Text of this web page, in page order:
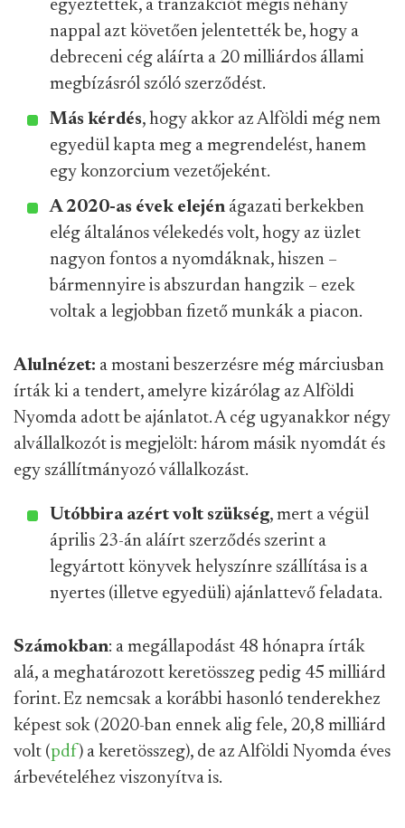
egyeztettek, a tranzakciót mégis néhány
nappal azt követően jelentették be, hogy a
debreceni cég aláírta a 20 milliárdos állami
megbízásról szóló szerződést.
Más kérdés, hogy akkor az Alföldi még nem
egyedül kapta meg a megrendelést, hanem
egy konzorcium vezetőjeként.
A 2020-as évek elején ágazati berkekben
elég általános vélekedés volt, hogy az üzlet
nagyon fontos a nyomdáknak, hiszen –
bármennyire is abszurdan hangzik – ezek
voltak a legjobban fizető munkák a piacon.
Alulnézet: a mostani beszerzésre még márciusban
írták ki a tendert, amelyre kizárólag az Alföldi
Nyomda adott be ajánlatot. A cég ugyanakkor négy
alvállalkozót is megjelölt: három másik nyomdát és
egy szállítmányozó vállalkozást.
Utóbbira azért volt szükség, mert a végül
április 23-án aláírt szerződés szerint a
legyártott könyvek helyszínre szállítása is a
nyertes (illetve egyedüli) ajánlattevő feladata.
Számokban: a megállapodást 48 hónapra írták
alá, a meghatározott keretösszeg pedig 45 milliárd
forint. Ez nemcsak a korábbi hasonló tenderekhez
képest sok (2020-ban ennek alig fele, 20,8 milliárd
volt (pdf) a keretösszeg), de az Alföldi Nyomda éves
árbevételéhez viszonyítva is.